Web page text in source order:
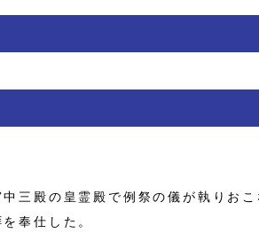
三殿の皇霊殿で例祭の儀が執りお
奉仕した。